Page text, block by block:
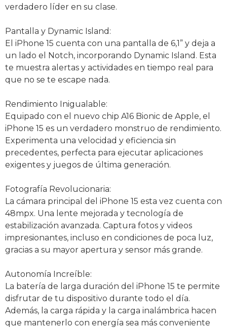
verdadero líder en su clase.
Pantalla y Dynamic Island:
El iPhone 15 cuenta con una pantalla de 6,1” y deja a
un lado el Notch, incorporando Dynamic Island. Esta
te muestra alertas y actividades en tiempo real para
que no se te escape nada.
Rendimiento Inigualable:
Equipado con el nuevo chip A16 Bionic de Apple, el
iPhone 15 es un verdadero monstruo de rendimiento.
Experimenta una velocidad y eficiencia sin
precedentes, perfecta para ejecutar aplicaciones
exigentes y juegos de última generación.
Fotografía Revolucionaria:
La cámara principal del iPhone 15 esta vez cuenta con
48mpx. Una lente mejorada y tecnología de
estabilización avanzada. Captura fotos y videos
impresionantes, incluso en condiciones de poca luz,
gracias a su mayor apertura y sensor más grande.
Autonomía Increíble:
La batería de larga duración del iPhone 15 te permite
disfrutar de tu dispositivo durante todo el día.
Además, la carga rápida y la carga inalámbrica hacen
que mantenerlo con energía sea más conveniente